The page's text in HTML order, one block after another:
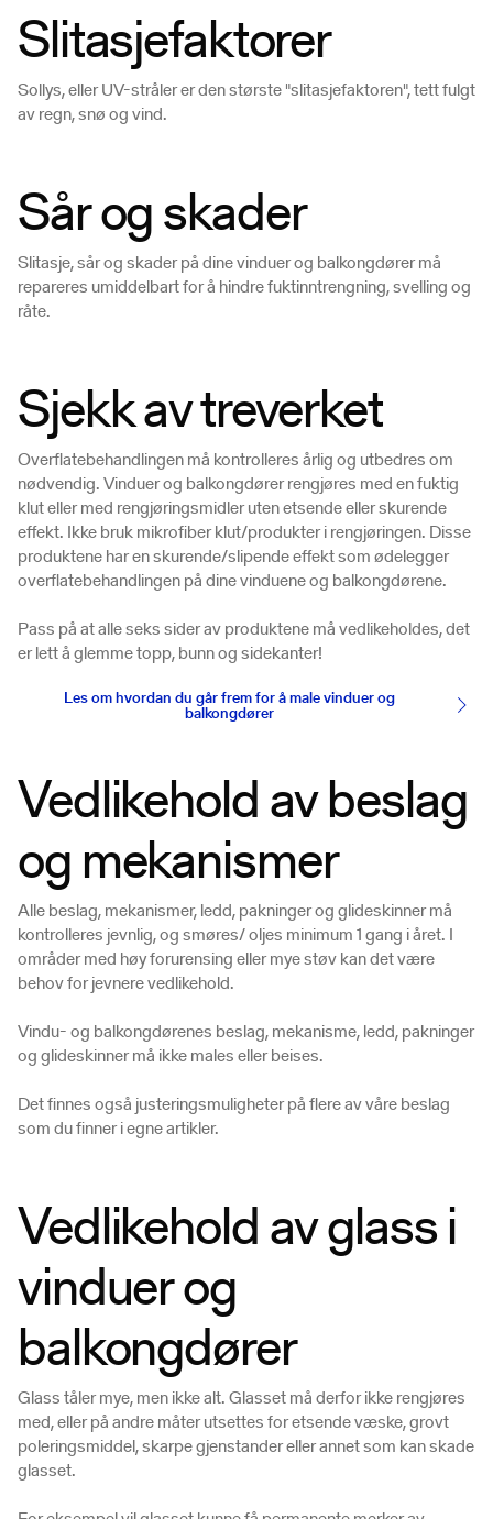
Slitasjefaktorer
Sollys, eller UV-stråler er den største "slitasjefaktoren", tett fulgt
av regn, snø og vind.
Sår og skader
Slitasje, sår og skader på dine vinduer og balkongdører må
repareres umiddelbart for å hindre fuktinntrengning, svelling og
råte.
Sjekk av treverket
Overflatebehandlingen må kontrolleres årlig og utbedres om
nødvendig. Vinduer og balkongdører rengjøres med en fuktig
klut eller med rengjøringsmidler uten etsende eller skurende
effekt. Ikke bruk mikrofiber klut/produkter i rengjøringen. Disse
produktene har en skurende/slipende effekt som ødelegger
overflatebehandlingen på dine vinduene og balkongdørene.
Pass på at alle seks sider av produktene må vedlikeholdes, det
er lett å glemme topp, bunn og sidekanter!
Les om hvordan du går frem for å male vinduer og
balkongdører
Vedlikehold av beslag
og mekanismer
Alle beslag, mekanismer, ledd, pakninger og glideskinner må
kontrolleres jevnlig, og smøres/ oljes minimum 1 gang i året. I
områder med høy forurensing eller mye støv kan det være
behov for jevnere vedlikehold.
Vindu- og balkongdørenes beslag, mekanisme, ledd, pakninger
og glideskinner må ikke males eller beises.
Det finnes også justeringsmuligheter på flere av våre beslag
som du finner i egne artikler.
Vedlikehold av glass i
vinduer og
balkongdører
Glass tåler mye, men ikke alt. Glasset må derfor ikke rengjøres
med, eller på andre måter utsettes for etsende væske, grovt
poleringsmiddel, skarpe gjenstander eller annet som kan skade
glasset.